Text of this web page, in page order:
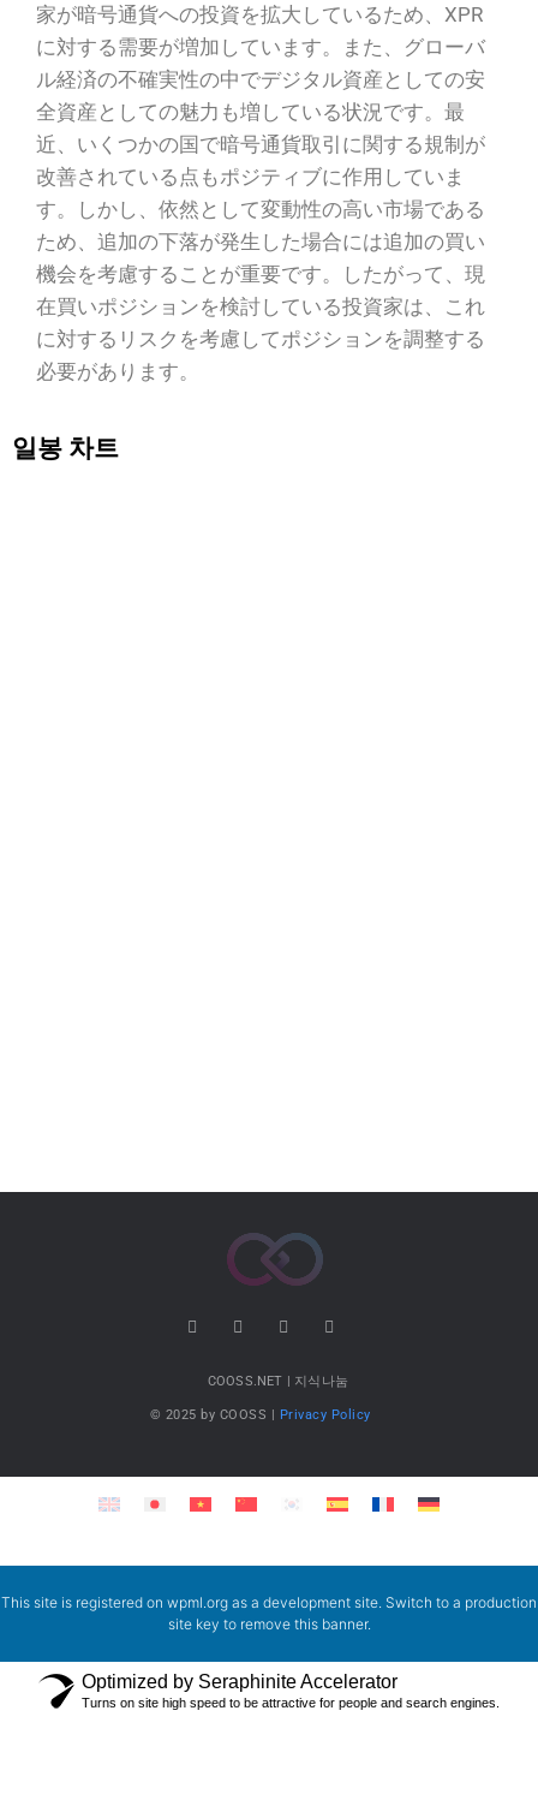
家が暗号通貨への投資を拡大しているため、XPR
に対する需要が増加しています。また、グローバ
ル経済の不確実性の中でデジタル資産としての安
全資産としての魅力も増している状況です。最
近、いくつかの国で暗号通貨取引に関する規制が
改善されている点もポジティブに作用していま
す。しかし、依然として変動性の高い市場である
ため、追加の下落が発生した場合には追加の買い
機会を考慮することが重要です。したがって、現
在買いポジションを検討している投資家は、これ
に対するリスクを考慮してポジションを調整する
必要があります。
일봉 차트
COOSS.NET | 지식나눔
© 2025 by COOSS | Privacy Policy
This site is registered on wpml.org as a development site. Switch to a production
site key to remove this banner.
Optimized by Seraphinite Accelerator
Turns on site high speed to be attractive for people and search engines.